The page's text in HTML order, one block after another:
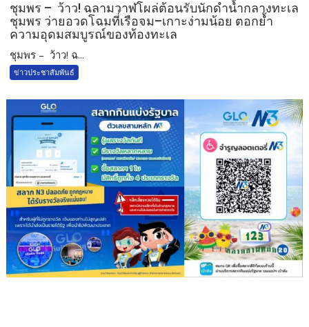
ชุมพร – ว้าว! ฉลามวาฬโผล่ต้อนรับนักดำน้ำกลางทะเล
ชุมพร ว่ายอวดโฉมที่เรือจม–เกาะง่ามน้อย ตอกย้ำ
ความอุดมสมบูรณ์ของท้องทะเล
ชุมพร – ว้าว! ฉ...
ข่าวประชาสัมพันธ์